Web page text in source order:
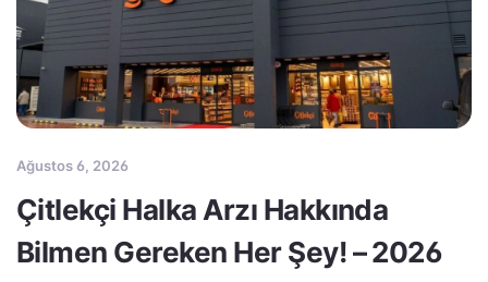
Ağustos 6, 2026
Çitlekçi Halka Arzı Hakkında
Bilmen Gereken Her Şey! – 2026